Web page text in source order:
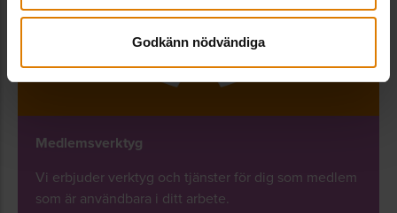
Godkänn nödvändiga
Medlemsverktyg
Vi erbjuder verktyg och tjänster för dig som medlem
som är användbara i ditt arbete.